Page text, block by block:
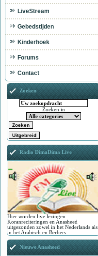
LiveStream
Gebedstijden
Kinderhoek
Forums
Contact
Zoeken
Zoeken in
Radio DimaDima Live
Hier worden live lezingen
Koranreciteringen en Anasheed
uitgezonden zowel in het Nederlands als
in het Arabisch en Berbers.
Nieuwe Anasheed